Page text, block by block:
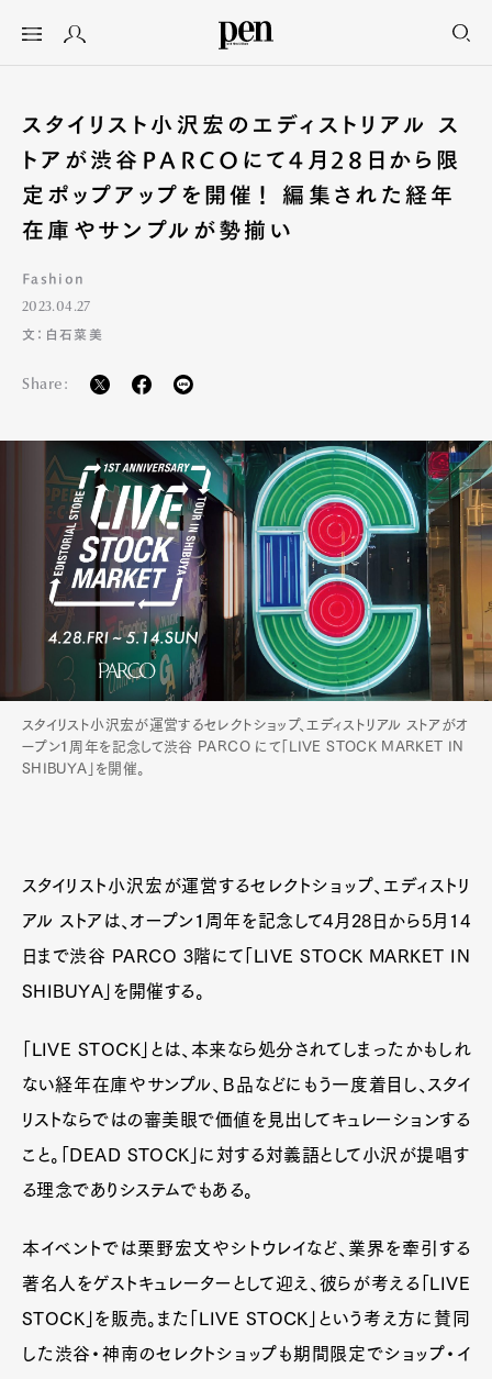
スタイリスト小沢宏のエディストリアル ス
トアが渋谷PARCOにて4月28日から限
定ポップアップを開催！ 編集された経年
在庫やサンプルが勢揃い
Fashion
2023.04.27
文：白石菜美
Share:
スタイリスト小沢宏が運営するセレクトショップ、エディストリアル ストアがオ
ープン１周年を記念して渋谷 PARCO にて「LIVE STOCK MARKET IN
SHIBUYA」を開催。
スタイリスト小沢宏が運営するセレクトショップ、エディストリ
アル ストアは、オープン１周年を記念して4月28日から5月14
日まで渋谷 PARCO 3階にて「LIVE STOCK MARKET IN
SHIBUYA」を開催する。
「LIVE STOCK」とは、本来なら処分されてしまったかもしれ
ない経年在庫やサンプル、Ｂ品などにもう一度着目し、スタイ
リストならではの審美眼で価値を見出してキュレーションする
こと。「DEAD STOCK」に対する対義語として小沢が提唱す
る理念でありシステムでもある。
本イベントでは栗野宏文やシトウレイなど、業界を牽引する
著名人をゲストキュレーターとして迎え、彼らが考える「LIVE
STOCK」を販売。また「LIVE STOCK」という考え方に賛同
した渋谷・神南のセレクトショップも期間限定でショップ・イ